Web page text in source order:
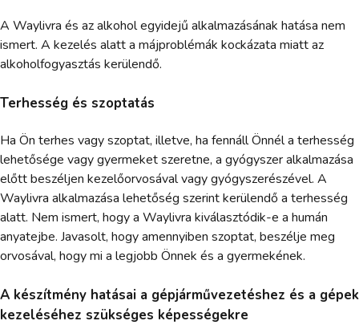
A Waylivra és az alkohol egyidejű alkalmazásának hatása nem
ismert. A kezelés alatt a májproblémák kockázata miatt az
alkoholfogyasztás kerülendő.
Terhesség és szoptatás
Ha Ön terhes vagy szoptat, illetve, ha fennáll Önnél a terhesség
lehetősége vagy gyermeket szeretne, a gyógyszer alkalmazása
előtt beszéljen kezelőorvosával vagy gyógyszerészével. A
Waylivra alkalmazása lehetőség szerint kerülendő a terhesség
alatt. Nem ismert, hogy a Waylivra kiválasztódik-e a humán
anyatejbe. Javasolt, hogy amennyiben szoptat, beszélje meg
orvosával, hogy mi a legjobb Önnek és a gyermekének.
A készítmény hatásai a gépjárművezetéshez és a gépek
kezeléséhez szükséges képességekre